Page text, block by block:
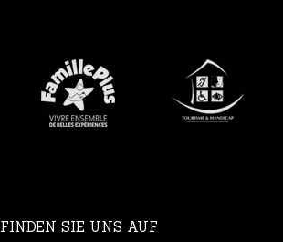
FINDEN SIE UNS AUF